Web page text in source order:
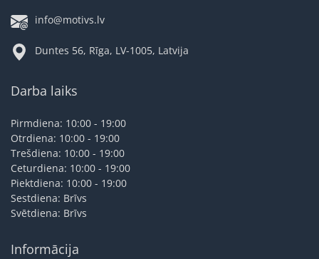
info@motivs.lv
Duntes 56, Rīga, LV-1005, Latvija
Darba laiks
Pirmdiena: 10:00 - 19:00
Otrdiena: 10:00 - 19:00
Trešdiena: 10:00 - 19:00
Ceturdiena: 10:00 - 19:00
Piektdiena: 10:00 - 19:00
Sestdiena: Brīvs
Svētdiena: Brīvs
Informācija